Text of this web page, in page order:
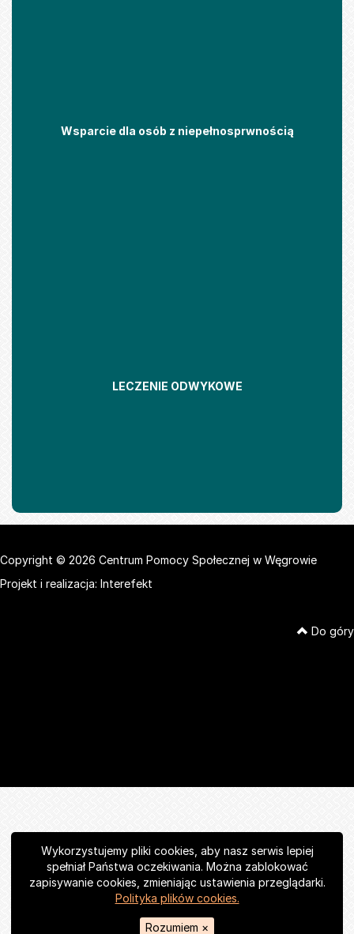
Wykorzystujemy pliki cookies, aby nasz serwis lepiej
spełniał Państwa oczekiwania. Można zablokować
zapisywanie cookies, zmieniając ustawienia przeglądarki.
Polityka plików cookies.
Rozumiem ×
Wsparcie dla osób z niepełnosprwnością
LECZENIE ODWYKOWE
Copyright © 2026 Centrum Pomocy Społecznej w Węgrowie
Projekt i realizacja: Interefekt
Do góry